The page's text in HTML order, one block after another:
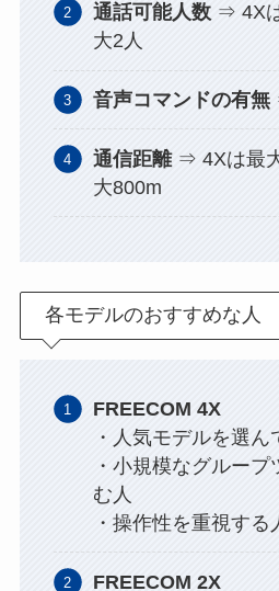
通話可能人数 ⇒ 4X
大2人
音声コマンドの有無
通信距離⇒ 4Xは最
大800m
各モデルのおすすめな人
FREECOM 4X
・人気モデルを選ん
・小規模なグルー
む人
・操作性を重視する
FREECOM 2X